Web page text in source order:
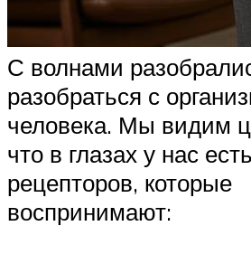
С волнами
разобраться с
человека. Мы видим
что в глазах у нас
рецепторов, которые
воспринимают: